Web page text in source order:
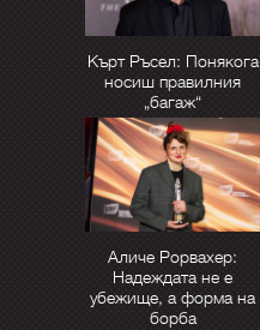
Кърт Ръсел: Понякога
носиш правилния
„багаж“
Аличе Рорвахер:
Надеждата не е
убежище, а форма на
борба